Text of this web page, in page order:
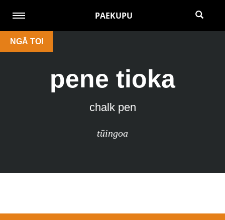
PAEKUPU
NGĀ TOI
pene tioka
chalk pen
tūingoa